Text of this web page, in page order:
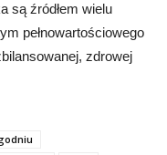
są źródłem wielu
pełnowartościowego
zdrowej